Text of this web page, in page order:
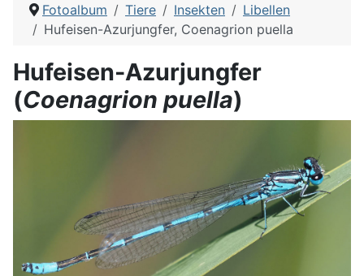
Fotoalbum Tiere Insekten
Libellen
Hufeisen-Azurjungfer, Coenagrion puella
Hufeisen-Azurjungfer
(Coenagrion puella)